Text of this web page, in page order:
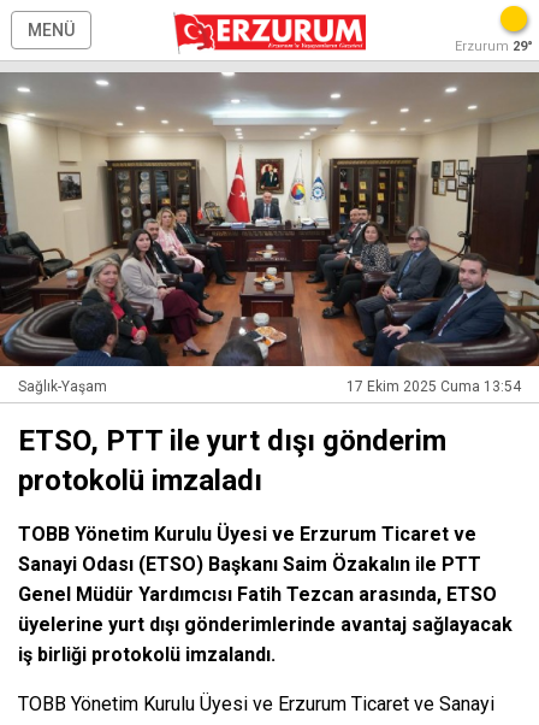
MENÜ
Erzurum 29°
Sağlık-Yaşam 17 Ekim 2025 Cuma 13:54
ETSO, PTT ile yurt dışı gönderim
protokolü imzaladı
TOBB Yönetim Kurulu Üyesi ve Erzurum Ticaret ve
Sanayi Odası (ETSO) Başkanı Saim Özakalın ile PTT
Genel Müdür Yardımcısı Fatih Tezcan arasında, ETSO
üyelerine yurt dışı gönderimlerinde avantaj sağlayacak
iş birliği protokolü imzalandı.
TOBB Yönetim Kurulu Üyesi ve Erzurum Ticaret ve Sanayi